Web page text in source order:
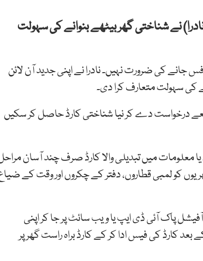
نے شناختی گھر بیٹھے بنوانے کی سہولت
جانے کی ضرورت نہیں۔ نادرا نے اپنی جدید آن لائن
کی سہولت متعارف کرا دی۔
درخواست دے کر نیا شناختی کارڈ حاصل کر سکیں
معلومات میں تبدیلی والا کارڈ صرف چند آسان
کو لمبی قطاروں، دفتر کے چکروں اور وقت کے
پاک آئی ڈی ایپ یا ویب سائٹ پر جا کر اپنی
کارڈ کی فیس ادا کر کے کارڈ براہ راست گھر پر